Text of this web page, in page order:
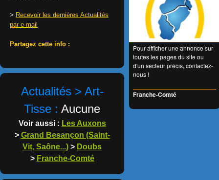
> Recevoir les dernières Actualités
par e-mail
Partagez cette info :
Actualités > Art-
Tisse : Aucune
Voir aussi : Les Auxons
> Grand Besançon (Saint-
Vit, Saône...) > Doubs
> Franche-Comté
Pour afficher une annonce sur
toutes les pages du site ou
d'un secteur précis, contactez-
nous !
Franche-Comté